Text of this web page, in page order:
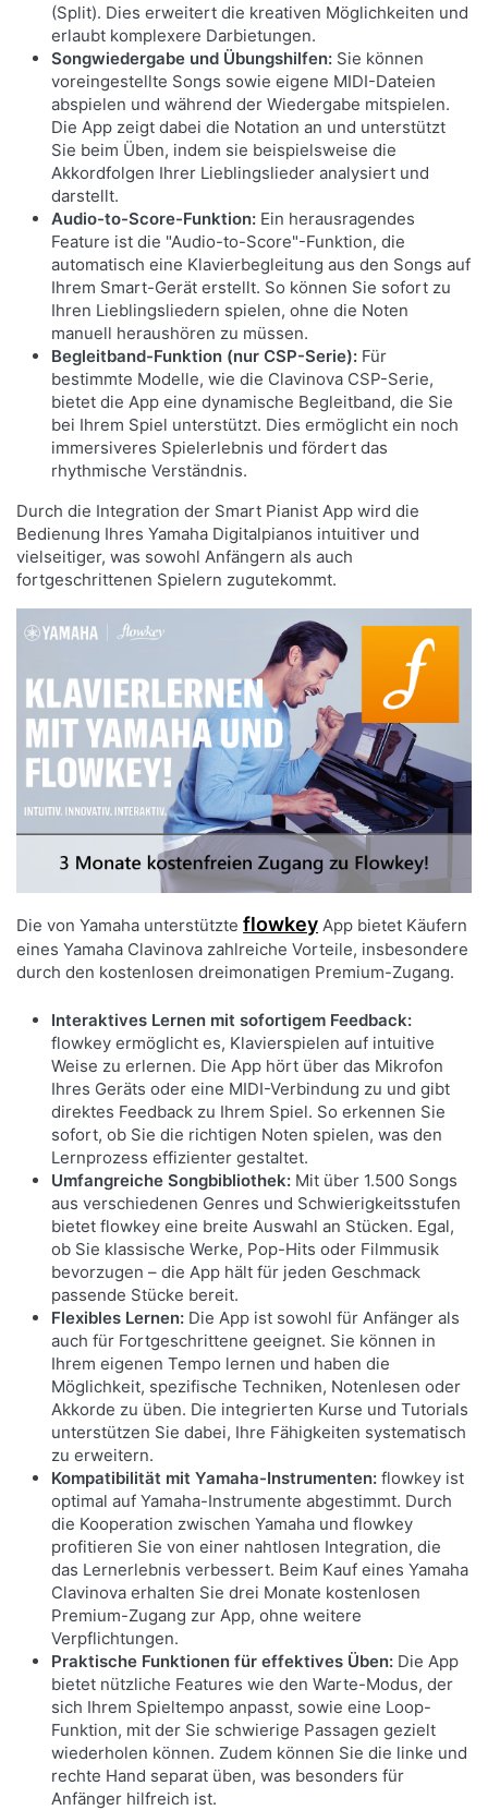
(Split). Dies erweitert die kreativen Möglichkeiten und
erlaubt komplexere Darbietungen.
Songwiedergabe und Übungshilfen: Sie können
voreingestellte Songs sowie eigene MIDI-Dateien
abspielen und während der Wiedergabe mitspielen.
Die App zeigt dabei die Notation an und unterstützt
Sie beim Üben, indem sie beispielsweise die
Akkordfolgen Ihrer Lieblingslieder analysiert und
darstellt.
Audio-to-Score-Funktion: Ein herausragendes
Feature ist die "Audio-to-Score"-Funktion, die
automatisch eine Klavierbegleitung aus den Songs auf
Ihrem Smart-Gerät erstellt. So können Sie sofort zu
Ihren Lieblingsliedern spielen, ohne die Noten
manuell heraushören zu müssen.
Begleitband-Funktion (nur CSP-Serie): Für
bestimmte Modelle, wie die Clavinova CSP-Serie,
bietet die App eine dynamische Begleitband, die Sie
bei Ihrem Spiel unterstützt. Dies ermöglicht ein noch
immersiveres Spielerlebnis und fördert das
rhythmische Verständnis.
Durch die Integration der Smart Pianist App wird die
Bedienung Ihres Yamaha Digitalpianos intuitiver und
vielseitiger, was sowohl Anfängern als auch
fortgeschrittenen Spielern zugutekommt.
Die von Yamaha unterstützteflowkey App bietet Käufern
eines Yamaha Clavinova zahlreiche Vorteile, insbesondere
durch den kostenlosen dreimonatigen Premium-Zugang.
Interaktives Lernen mit sofortigem Feedback:
flowkey ermöglicht es, Klavierspielen auf intuitive
Weise zu erlernen. Die App hört über das Mikrofon
Ihres Geräts oder eine MIDI-Verbindung zu und gibt
direktes Feedback zu Ihrem Spiel. So erkennen Sie
sofort, ob Sie die richtigen Noten spielen, was den
Lernprozess effizienter gestaltet.
Umfangreiche Songbibliothek: Mit über 1.500 Songs
aus verschiedenen Genres und Schwierigkeitsstufen
bietet flowkey eine breite Auswahl an Stücken. Egal,
ob Sie klassische Werke, Pop-Hits oder Filmmusik
bevorzugen – die App hält für jeden Geschmack
passende Stücke bereit.
Flexibles Lernen: Die App ist sowohl für Anfänger als
auch für Fortgeschrittene geeignet. Sie können in
Ihrem eigenen Tempo lernen und haben die
Möglichkeit, spezifische Techniken, Notenlesen oder
Akkorde zu üben. Die integrierten Kurse und Tutorials
unterstützen Sie dabei, Ihre Fähigkeiten systematisch
zu erweitern.
Kompatibilität mit Yamaha-Instrumenten:flowkey ist
optimal auf Yamaha-Instrumente abgestimmt. Durch
die Kooperation zwischen Yamaha und flowkey
profitieren Sie von einer nahtlosen Integration, die
das Lernerlebnis verbessert. Beim Kauf eines Yamaha
Clavinova erhalten Sie drei Monate kostenlosen
Premium-Zugang zur App, ohne weitere
Verpflichtungen.
Praktische Funktionen für effektives Üben: Die App
bietet nützliche Features wie den Warte-Modus, der
sich Ihrem Spieltempo anpasst, sowie eine Loop-
Funktion, mit der Sie schwierige Passagen gezielt
wiederholen können. Zudem können Sie die linke und
rechte Hand separat üben, was besonders für
Anfänger hilfreich ist.